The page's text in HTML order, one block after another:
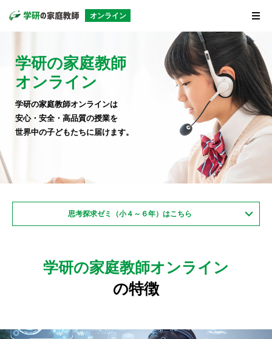
オンライン
学研の家庭教師
オンライン
学研の家庭教師オンラインは
安心・安全・高品質の授業を
世界中の子どもたちに届けます。
思考探求ゼミ（小４～６年）はこちら
学研の家庭教師オンライン
の特徴